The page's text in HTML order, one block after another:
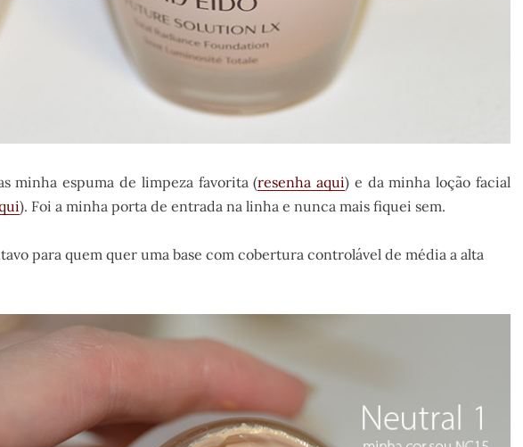
minha espuma de limpeza favorita (resenha aqui) e da minha loção facial
). Foi a minha porta de entrada na linha e nunca mais fiquei sem.
para quem quer uma base com cobertura controlável de média a alta